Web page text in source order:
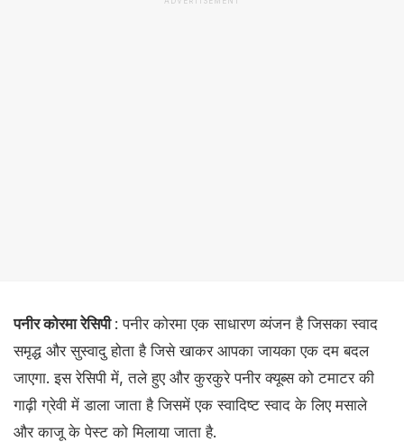
पनीर कोरमा रेसिपी : पनीर कोरमा एक साधारण व्यंजन है जिसका स्वाद
समृद्ध और सुस्वादु होता है जिसे खाकर आपका जायका एक दम बदल
जाएगा. इस रेसिपी में, तले हुए और कुरकुरे पनीर क्यूब्स को टमाटर की
गाढ़ी ग्रेवी में डाला जाता है जिसमें एक स्वादिष्ट स्वाद के लिए मसाले
और काजू के पेस्ट को मिलाया जाता है.